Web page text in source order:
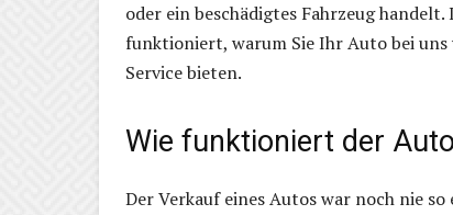
oder ein beschädigtes Fahrzeug
funktioniert, warum Sie Ihr Auto bei
Service bieten.
Wie funktioniert der
Der Verkauf eines Autos war noch nie so